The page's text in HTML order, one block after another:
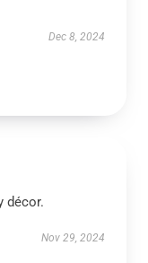
Dec 8, 2024
décor.
Nov 29, 2024